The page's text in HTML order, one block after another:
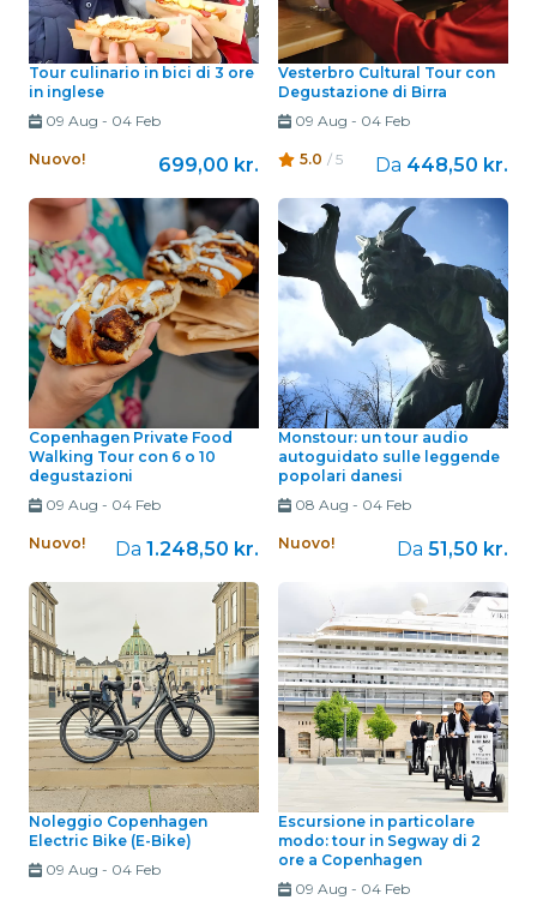
Tour culinario in bici di 3 ore
in inglese
09 Aug - 04 Feb
Nuovo! 699,00 kr.
Vesterbro Cultural Tour con
Degustazione di Birra
09 Aug - 04 Feb
5.0 / 5 Da 448,50 kr.
Copenhagen Private Food
Walking Tour con 6 o 10
degustazioni
09 Aug - 04 Feb
Nuovo! Da 1.248,50 kr.
Monstour: un tour audio
autoguidato sulle leggende
popolari danesi
08 Aug - 04 Feb
Nuovo! Da 51,50 kr.
Noleggio Copenhagen
Electric Bike (E-Bike)
09 Aug - 04 Feb
Escursione in particolare
modo: tour in Segway di 2
ore a Copenhagen
09 Aug - 04 Feb